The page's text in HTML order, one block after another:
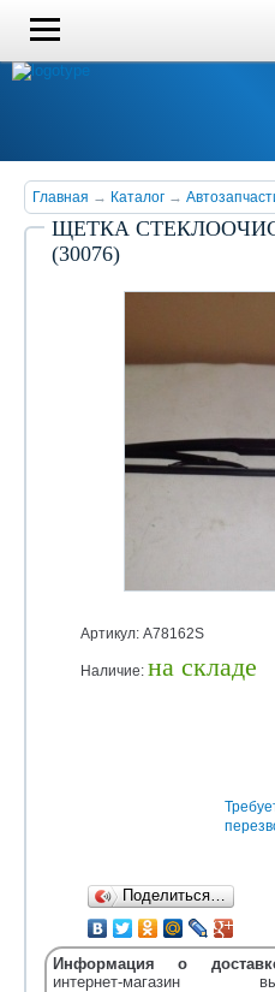
Главная → Каталог →
ЩЕТКА
(30076)
Артикул: A78162S
Наличие: на складе
Поделиться…
Информация о
интернет-магазин